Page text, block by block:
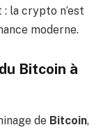
la crypto n’est
moderne.
Bitcoin à
de Bitcoin,